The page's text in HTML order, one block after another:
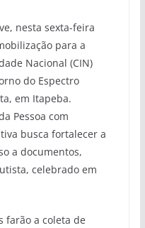
nesta sexta-feira
para a
Nacional (CIN)
do Espectro
em Itapeba.
Pessoa com
busca fortalecer a
a documentos,
celebrado em
farão a coleta de